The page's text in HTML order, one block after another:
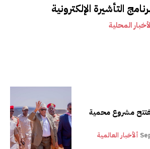
التأشيرة الإلكترونية
المحلية
مشروع محمية
ألأخبار العالمية